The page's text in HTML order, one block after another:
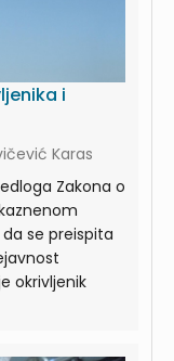
i
Karas
Zakona o
se preispita
okrivljenik